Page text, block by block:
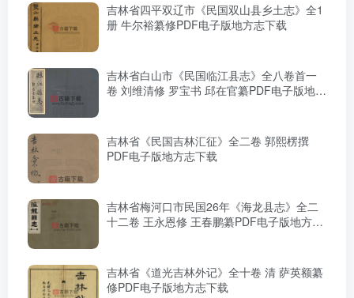
吉林省四平双辽市《民国双山县乡土志》全1
册 牛尔裕纂修PDF电子版地方志下载
吉林省白山市《民国临江县志》全八卷首一
卷 刘维清修 罗宝书 邱在官纂PDF电子版地方
吉林省《民国吉林汇征》全二卷 郭熙楞撰
PDF电子版地方志下载
吉林省梅河口市民国26年《海龙县志》全二
十二卷 王永恩修 王春鹏纂PDF电子版地方志
吉林省《道光吉林外记》全十卷 清 萨英额纂
修PDF电子版地方志下载